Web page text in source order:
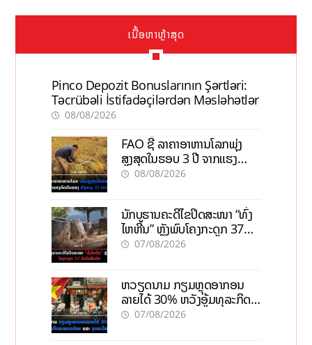
ເນື້ອຫາຫຼ້າສຸດ
Pinco Depozit Bonuslarının Şərtləri:
Təcrübəli İstifadəçilərdən Məsləhətlər
08/08/2026
FAO ຊີ້ ລາຄາອາຫານໂລກພຸ່ງ
ສູງສຸດໃນຮອບ 3 ປີ ຈາກແຮງ
ກົດດັນຂອງສົງຄາມ, El nino
08/08/2026
ນັກບູຮານຄະດີໄຂປິດສະໜາ “ທົ່ງ
ໄຫຫີນ” ຫຼັງພົບໂຄງກະດູກ 37
ຄົນໃນຫີນຍັກ
07/08/2026
ຫວຽດນາມ ກຽມຫຼຸດອາກອນ
ລາຍໄດ້ 30% ຫວັງອູ້ມທຸລະກິດ
ຂະໜາດນ້ອຍ ແລະ ຈຸນລະ
07/08/2026